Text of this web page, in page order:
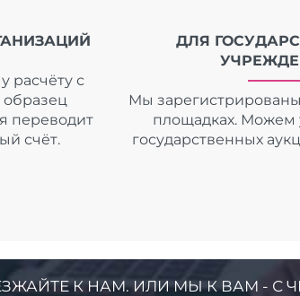
расчёту с
переводит
счёт.
ДЛЯ
Мы
площадках. Можем
государственных
К НАМ. ИЛИ МЫ К ВАМ - С